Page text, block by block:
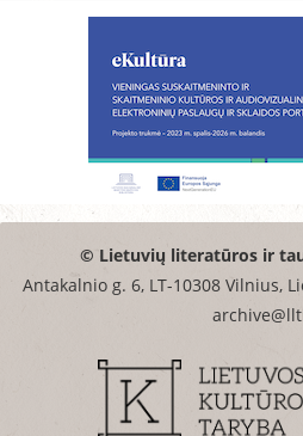
© Lietuvių literatūros ir
Antakalnio g. 6, LT-10308 Vilnius,